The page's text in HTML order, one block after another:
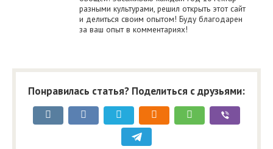
разными культурами, решил открыть этот сайт
и делиться своим опытом! Буду благодарен
за ваш опыт в комментариях!
Понравилась статья? Поделиться с друзьями: